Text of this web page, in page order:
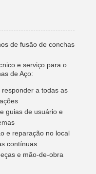
de fusão de conchas
e serviço para o
de Aço:
a todas as
guias de usuário e
e reparação no local
contínuas
e mão-de-obra